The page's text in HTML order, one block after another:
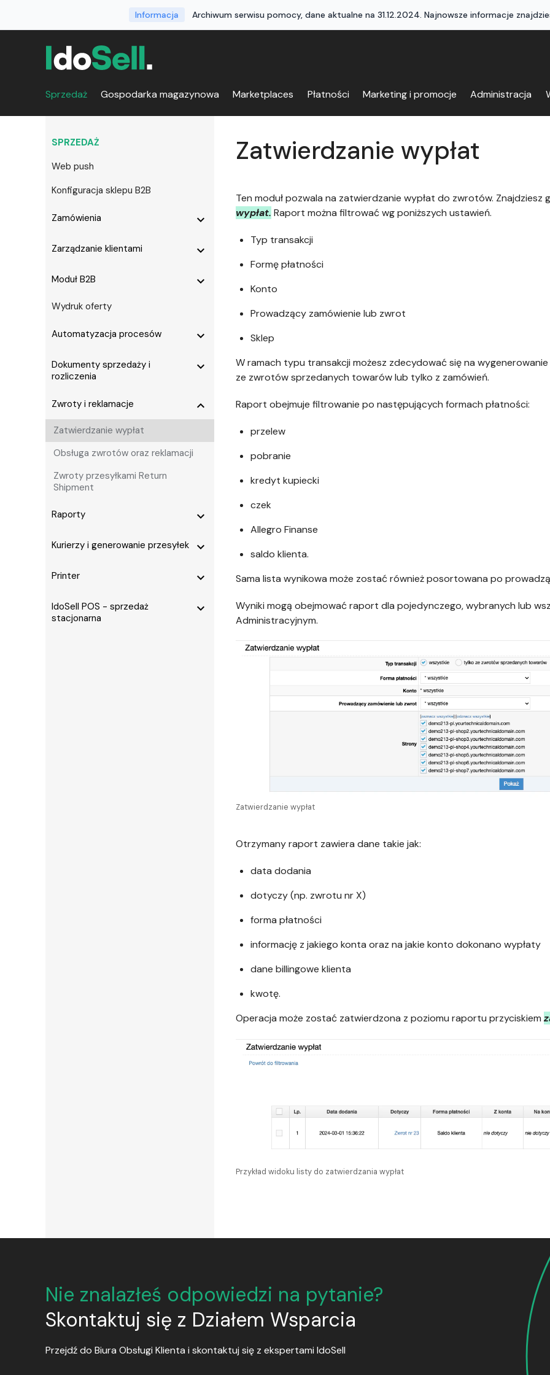
Informacja Archiwum serwisu pomocy, dane aktualne na 31.12.2024. Najnowsze informacje
Sprzedaż Gospodarka magazynowa Marketplaces Płatności Marketing i promocje Administracja
SPRZEDAŻ
Web push
Konfiguracja sklepu B2B
Zamówienia expand_more
Zarządzanie klientami expand_more
Moduł B2B expand_more
Wydruk oferty
Automatyzacja procesów expand_more
Dokumenty sprzedaży i
rozliczenia
expand_more
Zwroty i reklamacje expand_more
Zatwierdzanie wypłat
Obsługa zwrotów oraz reklamacji
Zwroty przesyłkami Return
Shipment
Raporty expand_more
Kurierzy i generowanie przesyłek expand_more
Printer expand_more
IdoSell POS - sprzedaż
stacjonarna
expand_more
Zatwierdzanie wypłat
Ten moduł pozwala na zatwierdzanie wypłat do zwrotów. Znajdziesz
wypłat. Raport można filtrować wg poniższych ustawień.
Typ transakcji
Formę płatności
Konto
Prowadzący zamówienie lub zwrot
Sklep
W ramach typu transakcji możesz zdecydować się na
ze zwrotów sprzedanych towarów lub tylko z zamówień.
Raport obejmuje filtrowanie po następujących formach płatności:
przelew
pobranie
kredyt kupiecki
czek
Allegro Finanse
saldo klienta.
Sama lista wynikowa może zostać również posortowana po
Wyniki mogą obejmować raport dla pojedynczego, wybranych lub
Administracyjnym.
Zatwierdzanie wypłat
Otrzymany raport zawiera dane takie jak:
data dodania
dotyczy (np. zwrotu nr X)
forma płatności
informację z jakiego konta oraz na jakie konto dokonano wypłaty
dane billingowe klienta
kwotę.
Operacja może zostać zatwierdzona z poziomu raportu przyciskiem
Przykład widoku listy do zatwierdzania wypłat
Nie znalazłeś odpowiedzi na pytanie?
Skontaktuj się z Działem Wsparcia
Przejdź do Biura Obsługi Klienta i skontaktuj się z ekspertami IdoSell